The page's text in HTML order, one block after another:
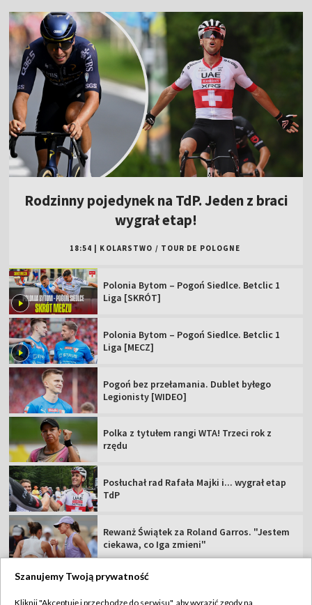
Rodzinny pojedynek na TdP. Jeden z braci
wygrał etap!
18:54 KOLARSTWO / TOUR DE POLOGNE
Polonia Bytom – Pogoń Siedlce. Betclic 1
Liga [SKRÓT]
Polonia Bytom – Pogoń Siedlce. Betclic 1
Liga [MECZ]
Pogoń bez przełamania. Dublet byłego
Legionisty [WIDEO]
Polka z tytułem rangi WTA! Trzeci rok z
rzędu
Posłuchał rad Rafała Majki i... wygrał etap
TdP
Rewanż Świątek za Roland Garros. "Jestem
ciekawa, co Iga zmieni"
Szanujemy Twoją prywatność
Kliknij "Akceptuję i przechodzę do serwisu", aby wyrazić zgody na